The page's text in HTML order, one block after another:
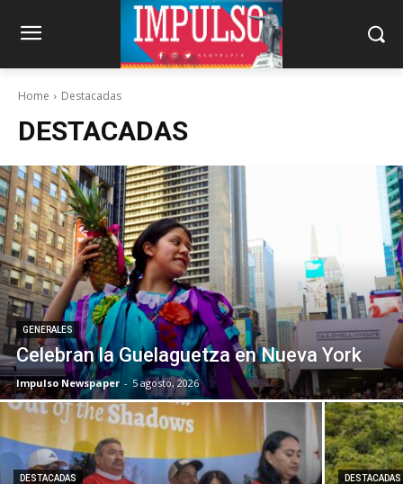
Home Destacadas
DESTACADAS
GENERALES
Celebran la Guelaguetza en Nueva York
Impulso Newspaper - 5 agosto, 2026
DESTACADAS DESTACADAS